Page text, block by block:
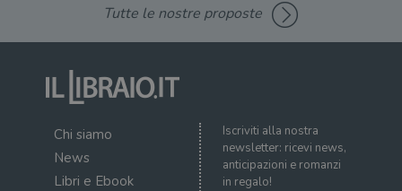
Tutte le nostre proposte
Chi siamo
News
Libri e Ebook
Iscriviti alla nostra
newsletter: ricevi news,
anticipazioni e romanzi
in regalo!